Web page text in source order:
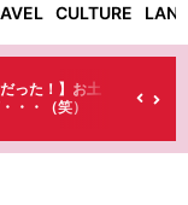
CULTURE
んなものまで買っていくの
トで韓国人が買うものが